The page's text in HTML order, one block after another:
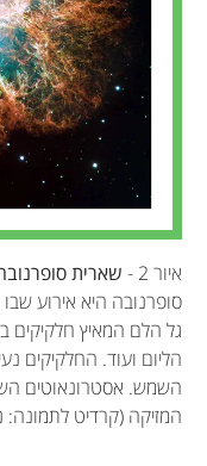
איור 2 - שארית
סופרנובה היא אירוע
גל הלם המאיץ חלקיקים
הליום ועוד. החלקיקים
השמש. אסטרונאוטים
המזיקה (קרדיט לתמונה: